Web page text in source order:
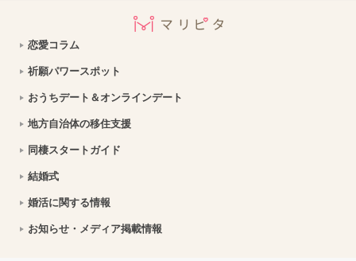
2026年7月21日
2026年7月21日
2026年7月21日
2026年7月21日
恋愛コラム
祈願パワースポット
おうちデート＆オンラインデート
地方自治体の移住支援
同棲スタートガイド
結婚式
婚活に関する情報
お知らせ・メディア掲載情報